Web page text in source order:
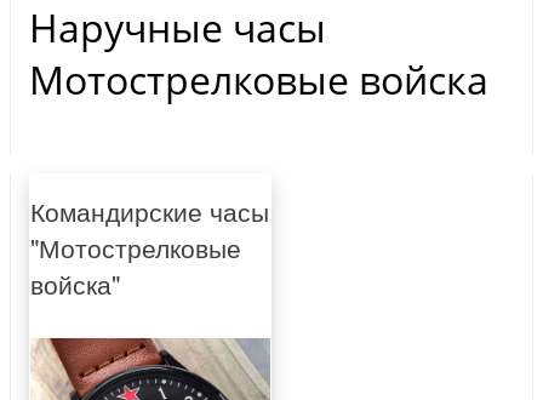
Наручные часы
Мотострелковые войска
Командирские часы
"Мотострелковые
войска"